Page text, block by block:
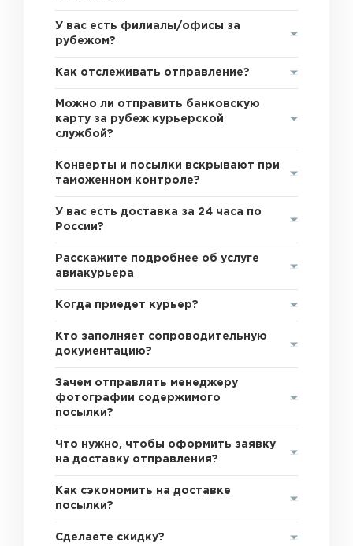
У вас есть филиалы/офисы за
рубежом?
Как отслеживать отправление?
Можно ли отправить банковскую
карту за рубеж курьерской
службой?
Конверты и посылки вскрывают при
таможенном контроле?
У вас есть доставка за 24 часа по
России?
Расскажите подробнее об услуге
авиакурьера
Когда приедет курьер?
Кто заполняет сопроводительную
документацию?
Зачем отправлять менеджеру
фотографии содержимого
посылки?
Что нужно, чтобы оформить заявку
на доставку отправления?
Как сэкономить на доставке
посылки?
Сделаете скидку?